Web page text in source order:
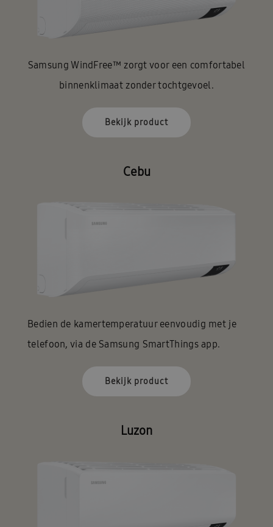
Samsung WindFree™ zorgt voor een comfortabel
binnenklimaat zonder tochtgevoel.
Bekijk product
Cebu
Bedien de kamertemperatuur eenvoudig met je
telefoon, via de Samsung SmartThings app.
Bekijk product
Luzon